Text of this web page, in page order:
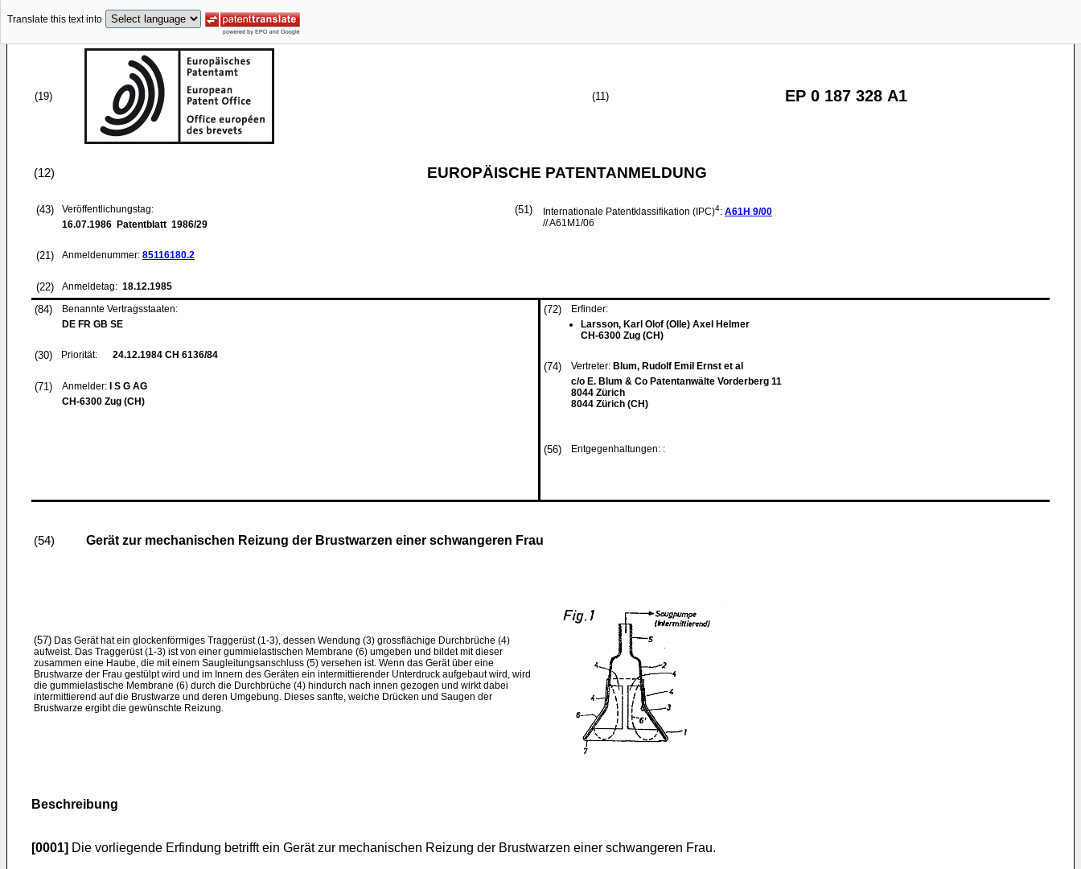
Translate this text into
(19) (11) EP 0 187 328 A1
(12) EUROPÄISCHE PATENTANMELDUNG
(43)
Veröffentlichungstag:
16.07.1986 Patentblatt 1986/29
(21) Anmeldenummer: 85116180.2
(22) Anmeldetag: 18.12.1985
(51) Internationale Patentklassifikation (IPC)4: A61H 9/00
// A61M1/06
(84)
Benannte Vertragsstaaten:
DE FR GB SE
(30) Priorität: 24.12.1984 CH 6136/84
(71) Anmelder:
I S G AG
CH-6300 Zug (CH)
(72)
Erfinder:
Larsson, Karl Olof (Olle) Axel Helmer
CH-6300 Zug (CH)
(74) Vertreter: Blum, Rudolf Emil Ernst et al
c/o E. Blum & Co Patentanwälte Vorderberg 11
8044 Zürich
8044 Zürich (CH)
(56) Entgegenhaltungen: :
(54) Gerät zur mechanischen Reizung der Brustwarzen einer schwangeren Frau
(57) Das Gerät hat ein glockenförmiges Traggerüst (1-3), dessen Wendung (3) grossflächige Durchbrüche (4)
aufweist. Das Traggerüst (1-3) ist von einer gummielastischen Membrane (6) umgeben und bildet mit dieser
zusammen eine Haube, die mit einem Saugleitungsanschluss (5) versehen ist. Wenn das Gerät über eine
Brustwarze der Frau gestülpt wird und im Innern des Geräten ein intermittierender Unterdruck aufgebaut wird, wird
die gummielastische Membrane (6) durch die Durchbrüche (4) hindurch nach innen gezogen und wirkt dabei
intermittierend auf die Brustwarze und deren Umgebung. Dieses sanfte, weiche Drücken und Saugen der
Brustwarze ergibt die gewünschte Reizung.
Beschreibung
[0001] Die vorliegende Erfindung betrifft ein Gerät zur mechanischen Reizung der Brustwarzen einer schwangeren Frau.